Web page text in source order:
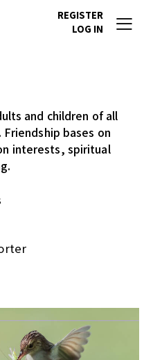
REGISTER
LOG IN
and children of all
bases on
interests, spiritual